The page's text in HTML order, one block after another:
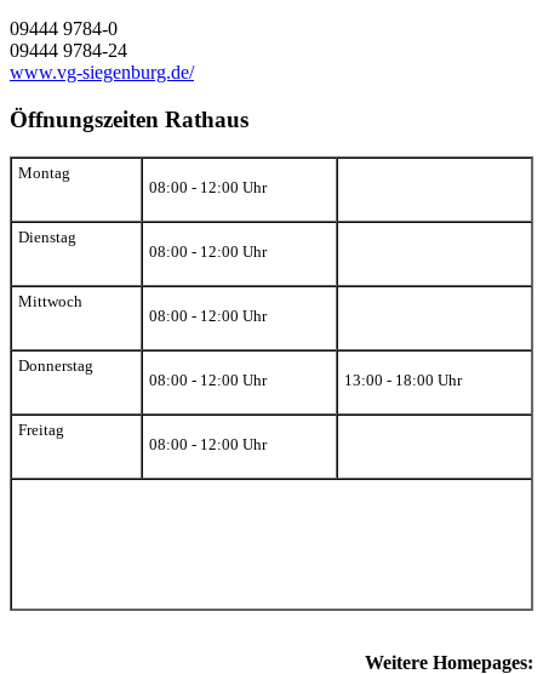
09444 9784-0
09444 9784-24
www.vg-siegenburg.de/
Öffnungszeiten Rathaus
Montag
08:00 - 12:00 Uhr
Dienstag
08:00 - 12:00 Uhr
Mittwoch
08:00 - 12:00 Uhr
Donnerstag
08:00 - 12:00 Uhr
13:00 - 18:00 Uhr
Freitag
08:00 - 12:00 Uhr
Weitere Homepages: